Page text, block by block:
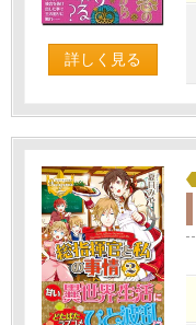
詳しく見る